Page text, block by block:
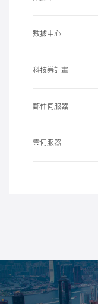
數據中心
科技券計畫
郵件伺服器
雲伺服器